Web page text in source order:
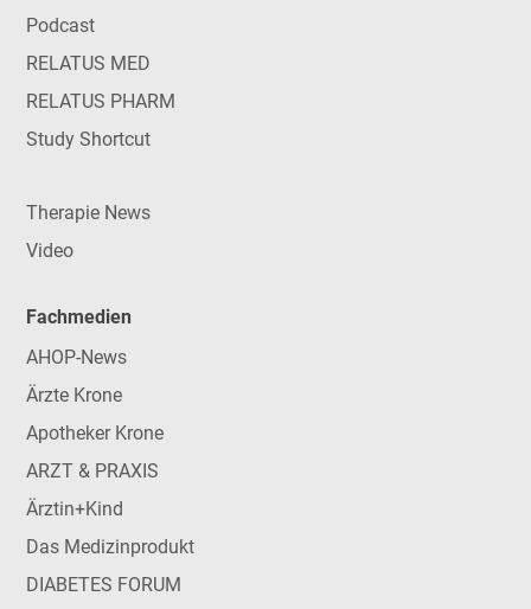
Podcast
RELATUS MED
RELATUS PHARM
Study Shortcut
Therapie News
Video
Fachmedien
AHOP-News
Ärzte Krone
Apotheker Krone
ARZT & PRAXIS
Ärztin+Kind
Das Medizinprodukt
DIABETES FORUM